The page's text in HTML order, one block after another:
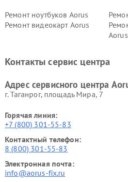
Ремонт ноутбуков Aorus
Ремонт видеокарт Aorus
Aorus
Контакты сервис центра
Адрес сервисного центра
г. Таганрог, площадь Мира, 7
Горячая линия:
+7 (800) 301-55-83
Контактный телефон:
8 (800) 301-55-83
Электронная почта:
info@aorus-fix.ru